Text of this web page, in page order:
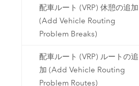
配車ルート (VRP) 休憩の追加
(Add Vehicle Routing
Problem Breaks)
配車ルート (VRP) ルートの追
加 (Add Vehicle Routing
Problem Routes)